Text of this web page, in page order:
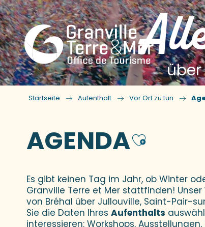
über
Startseite Aufenthalt Vor Ort zu tun
AGENDA
Es gibt keinen Tag im Jahr, ob Winter
Granville Terre et Mer stattfinden! Unser
von Bréhal über Jullouville, Saint-Pair-
Sie die Daten Ihres Aufenthalts
interessieren: Workshops,